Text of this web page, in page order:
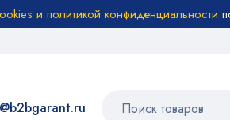
и политикой конфиденциальности